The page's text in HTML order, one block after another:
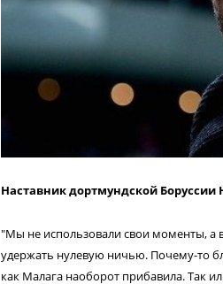
Наставник дортмундской Боруссии
"Мы не использовали свои моменты, а
удержать нулевую ничью. Почему-то
как Малага наоборот прибавила. Так